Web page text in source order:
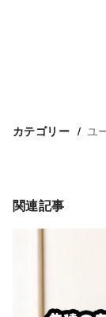
カテゴリー ユ
関連記事